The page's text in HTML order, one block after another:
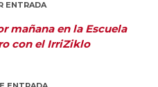
ENTRADA
mañana en la Escuela
con el IrriZiklo